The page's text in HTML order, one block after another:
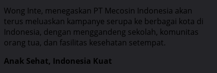
Wong Inte, menegaskan PT Mecosin Indonesia akan
terus meluaskan kampanye serupa ke berbagai kota di
Indonesia, dengan menggandeng sekolah, komunitas
orang tua, dan fasilitas kesehatan setempat.
Anak Sehat, Indonesia Kuat